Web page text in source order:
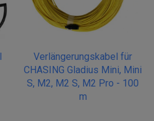
Verlängerungskabel für
CHASING Gladius Mini, Mini
S, M2, M2 S, M2 Pro - 100
m